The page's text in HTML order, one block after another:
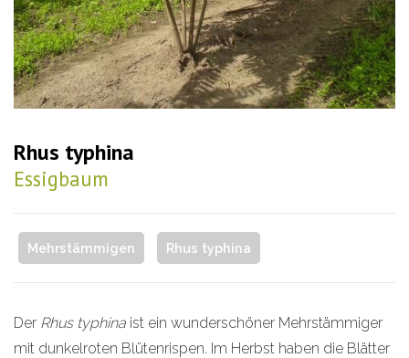
Rhus typhina
Essigbaum
Mehrstämmigen Rhus typhina
Der Rhus typhina ist ein wunderschöner Mehrstämmiger
mit dunkelroten Blütenrispen. Im Herbst haben die Blätter